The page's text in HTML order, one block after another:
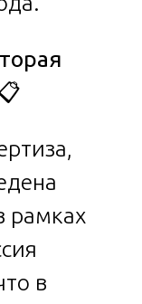
рамках
в